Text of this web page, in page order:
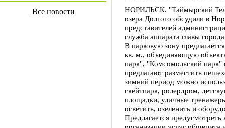
Все новости
НОРИЛЬСК. "Таймырский
озера Долгого обсудили в
представителей
служба аппарата главы
В парковую зону
кв. м., объединяющую
парк", "Комсомольский
предлагают разместить
зимний период можно
скейтпарк, ролердром,
площадки, уличные
осветить, озеленить и
Предлагается